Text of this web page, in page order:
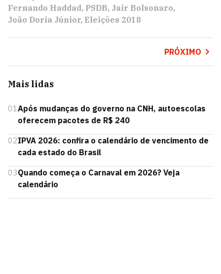
Fernando Haddad PSDB Jair Bolsonaro
João Doria Júnior Eleições 2018
PRÓXIMO
Mais lidas
01Após mudanças do governo na CNH, autoescolas
oferecem pacotes de R$ 240
02IPVA 2026: confira o calendário de vencimento de
cada estado do Brasil
03Quando começa o Carnaval em 2026? Veja
calendário